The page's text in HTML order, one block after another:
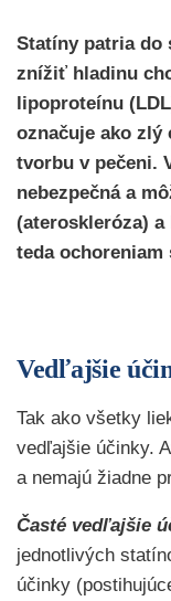
Statíny patria do
znížiť hladinu
lipoproteínu
označuje ako
tvorbu v pečeni.
nebezpečná a
(ateroskleróza)
teda ochoreniam
Vedľajšie
Tak ako všetky
vedľajšie účinky.
a nemajú žiadne
Časté vedľajšie
jednotlivých
účinky